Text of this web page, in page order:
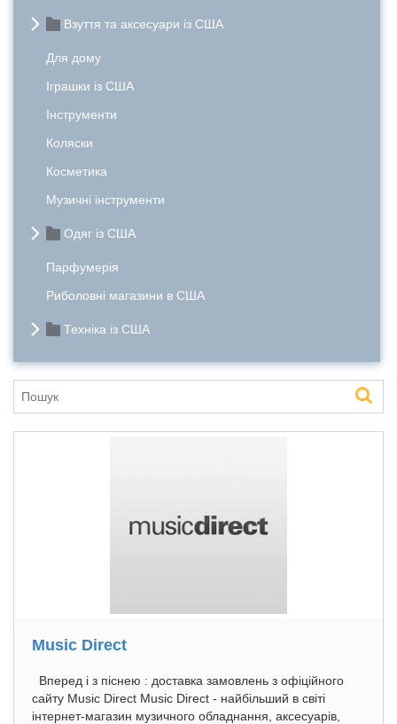
Взуття та аксесуари із США
Для дому
Іграшки із США
Інструменти
Коляски
Косметика
Музичні інструменти
Одяг із США
Парфумерія
Риболовні магазини в США
Техніка із США
Music Direct
Вперед і з піснею : доставка замовлень з офіційного
сайту Music Direct Music Direct - найбільший в світі
інтернет-магазин музичного обладнання, аксесуарів,